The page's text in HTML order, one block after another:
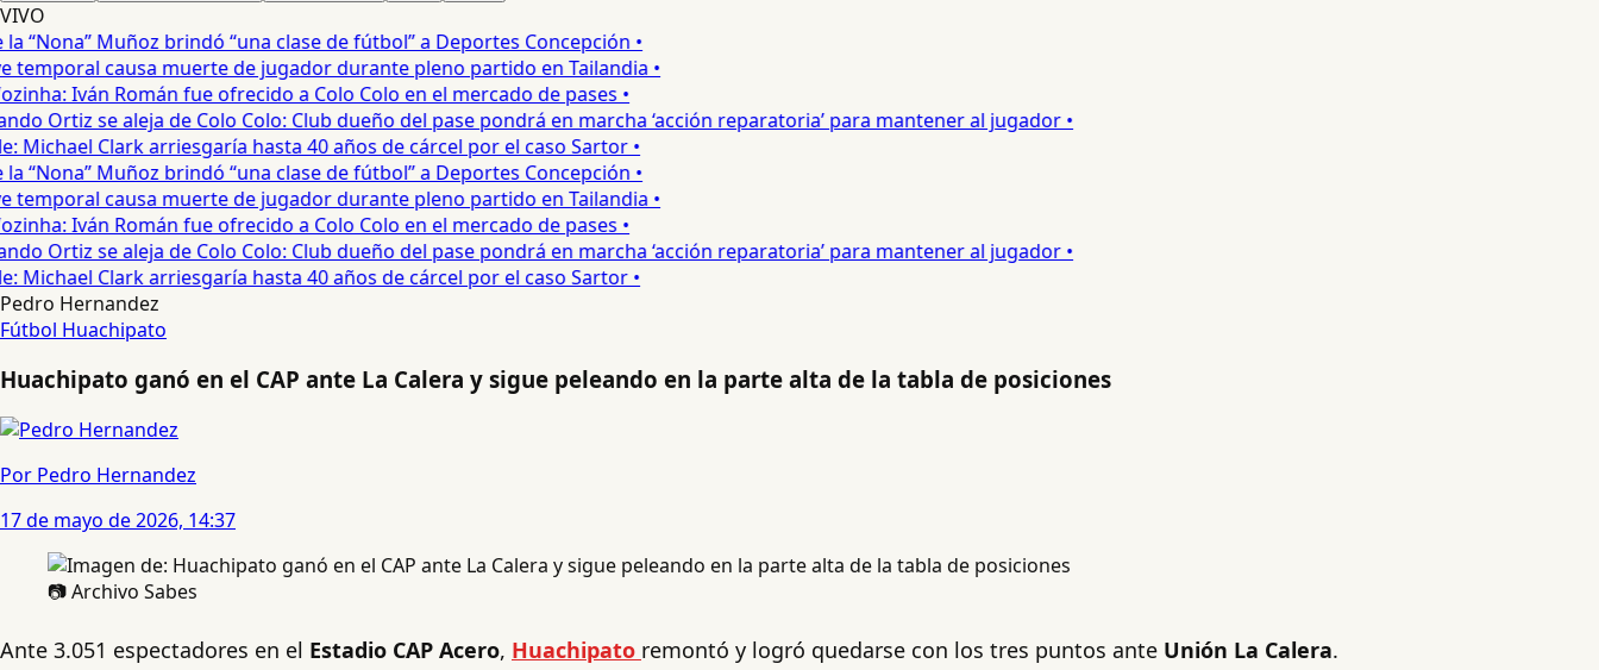
VIVO
Muñoz brindó “una clase de fútbol” a Deportes Concepción •
causa muerte de jugador durante pleno partido en Tailandia •
Iván Román fue ofrecido a Colo Colo en el mercado de pases •
Ortiz se aleja de Colo Colo: Club dueño del pase pondrá en marcha ‘acción reparatoria’ para mantener al jugador •
Clark arriesgaría hasta 40 años de cárcel por el caso Sartor •
Muñoz brindó “una clase de fútbol” a Deportes Concepción •
causa muerte de jugador durante pleno partido en Tailandia •
Iván Román fue ofrecido a Colo Colo en el mercado de pases •
Ortiz se aleja de Colo Colo: Club dueño del pase pondrá en marcha ‘acción reparatoria’ para mantener al jugador •
Clark arriesgaría hasta 40 años de cárcel por el caso Sartor •
Pedro Hernandez
Fútbol Huachipato
Huachipato ganó en el CAP ante La Calera y sigue peleando en la parte alta de la tabla de posiciones
Por Pedro Hernandez
17 de mayo de 2026, 14:37
📷 Archivo Sabes
Ante 3.051 espectadores en el Estadio CAP Acero, Huachipato remontó y logró quedarse con los tres puntos ante Unión La Calera.